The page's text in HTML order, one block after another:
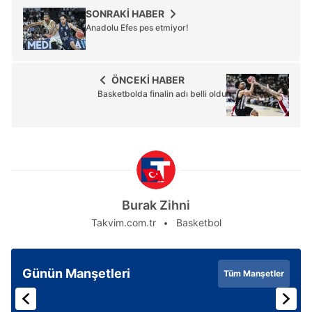
Sizlere daha iyi bir hizmet sunabilmek için İnternet
Sitemizde kendimize ve üçüncü kişilere ait çerezler
verileriniz işlenmekte olup gerekli olan çerezler bilgi
toplumu hizmetlerinin sunulması amacıyla
kullanılmaktadır. Diğer çerezler, sitemizin daha işlevsel
sınırlı olarak açık rızanız dahilinde kullanılacaktır.
vasıtasıyla belirleyebilirsiniz. Çerezlere ilişkin detaylı bilgi
için Ayarlar butonuna tıklayabilir,
Çerez Bilgilendirme
6698 sayılı Kişisel Verilerin Korunması Kanunu uyarınca
hazırlanmış Aydınlatma Metnimizi okumak ve sitemizde
SONRAKİ HABER
Anadolu Efes pes etmiyor!
ÖNCEKİ HABER
Basketbolda finalin adı belli oldu
Burak Zihni
Takvim.com.tr Basketbol
Günün Manşetleri Tüm Manşetler